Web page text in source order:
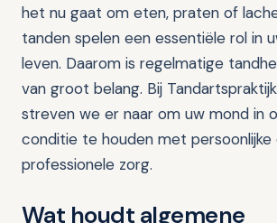
het nu gaat om eten, praten of
tanden spelen een essentiële rol in
leven. Daarom is regelmatige
van groot belang. Bij
streven we er naar om uw mond in
conditie te houden met persoonlijke
professionele zorg.
Wat houdt algemene